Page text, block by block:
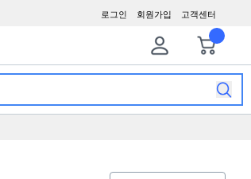
고객센터
회원가입
로그인